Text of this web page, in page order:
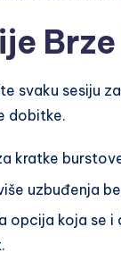
svaku sesiju
dobitke.
kratke
uzbuđenja
opcija koja se